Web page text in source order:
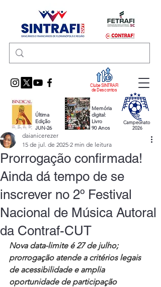
Clube SINTRAFI
de Descontos
Última
Edição
JUN-26
Memória
digital:
Livro
90 Anos
Campeonato
2026
Prorrogação confirmada!
Ainda dá tempo de se
inscrever no 2º Festival
Nacional de Música Autoral
da Contraf-CUT
daianicerezer
15 de jul. de 2025 2 min de leitura
Nova data-limite é 27 de julho;
prorrogação atende a critérios legais
de acessibilidade e amplia
oportunidade de participação